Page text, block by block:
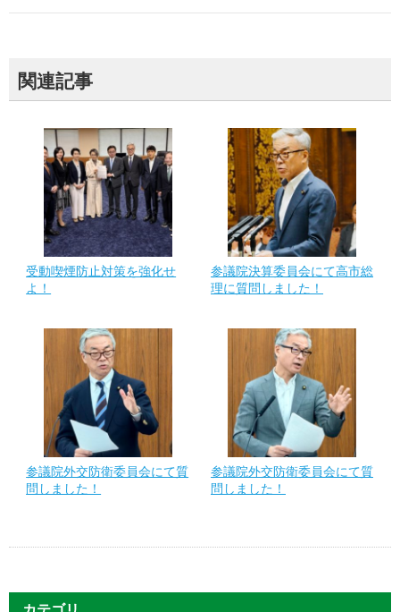
関連記事
受動喫煙防止対策を強化せ
よ！
参議院決算委員会にて高市総
理に質問しました！
参議院外交防衛委員会にて質
問しました！
参議院外交防衛委員会にて質
問しました！